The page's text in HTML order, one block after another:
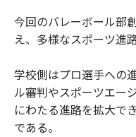
今回のバレーボール部
え、多様なスポーツ進
学校側はプロ選手への
ル審判やスポーツエー
にわたる進路を拡大で
である。